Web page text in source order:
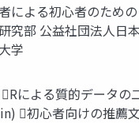
による初心者のため
究部 公益社団法人日
学
による質的データ
初心者向けの推薦